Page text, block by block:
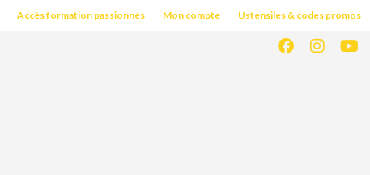
Accès formation passionnés Mon compte Ustensiles & codes promos